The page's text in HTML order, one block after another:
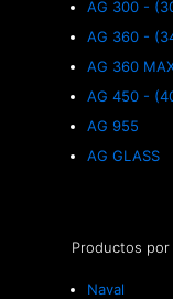
AG 300 -
AG 360 -
AG 360
AG 450 -
AG 955
AG GLASS
Productos
Naval